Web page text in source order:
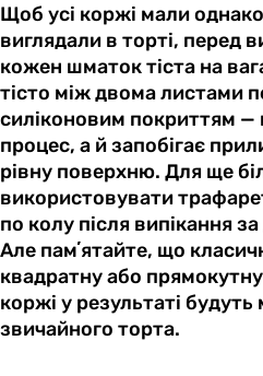
Щоб усі коржі мали
виглядали в торті, перед
кожен шматок тіста на
тісто між двома листами
силіконовим покриттям
процес, а й запобігає
рівну поверхню. Для ще
використовувати
по колу після випікання
Але памʼятайте, що
квадратну або
коржі у результаті
звичайного торта.